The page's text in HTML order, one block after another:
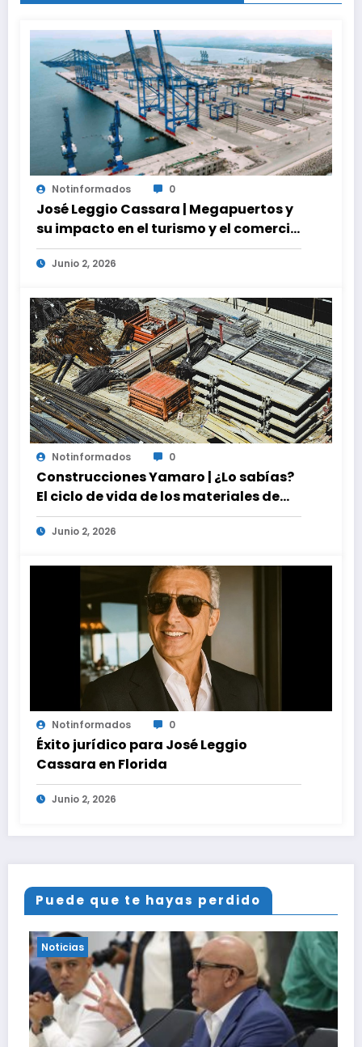
Notinformados 0
José Leggio Cassara | Megapuertos y
su impacto en el turismo y el comercio
global
Junio 2, 2026
Notinformados 0
Construcciones Yamaro | ¿Lo sabías?
El ciclo de vida de los materiales de
construcción revoluciona eficiencia
en proyectos modernos
Junio 2, 2026
Notinformados 0
Éxito jurídico para José Leggio
Cassara en Florida
Junio 2, 2026
Puede que te hayas perdido
Noticias